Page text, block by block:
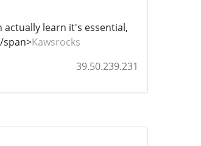
actually learn it's essential,
span>Kawsrocks
39.50.239.231